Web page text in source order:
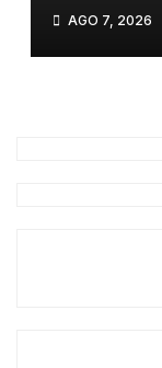
𝗹𝗮𝗰̧𝗼𝘀
AGO 7, 2026